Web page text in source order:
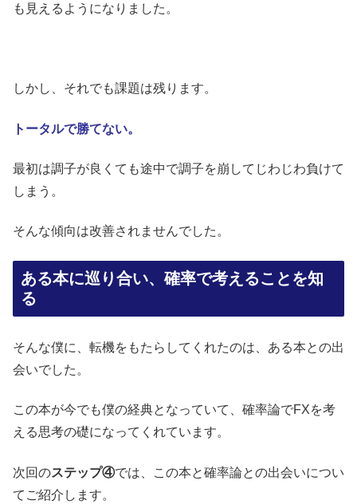
も見えるようになりました。
しかし、それでも課題は残ります。
トータルで勝てない。
最初は調子が良くても途中で調子を崩してじわじわ負けて
しまう。
そんな傾向は改善されませんでした。
ある本に巡り合い、確率で考えることを知
る
そんな僕に、転機をもたらしてくれたのは、ある本との出
会いでした。
この本が今でも僕の経典となっていて、確率論でFXを考
える思考の礎になってくれています。
次回のステップ④では、この本と確率論との出会いについ
てご紹介します。